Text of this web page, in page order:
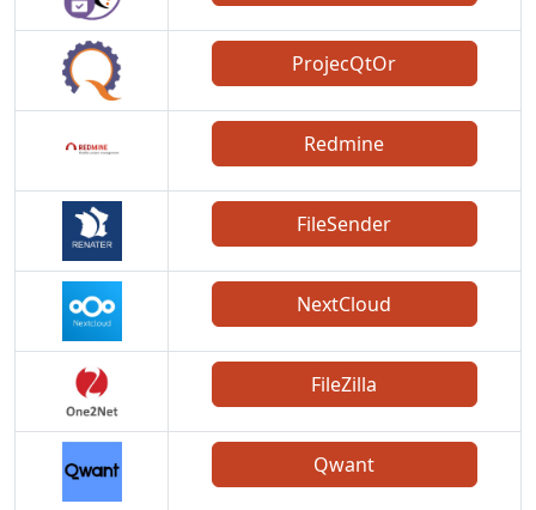
ProjecQtOr
Redmine
FileSender
NextCloud
FileZilla
Qwant